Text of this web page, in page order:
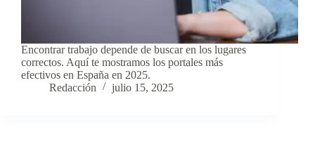
Encontrar trabajo depende de buscar en los lugares
correctos. Aquí te mostramos los portales más
efectivos en España en 2025.
Redacción
julio 15, 2025